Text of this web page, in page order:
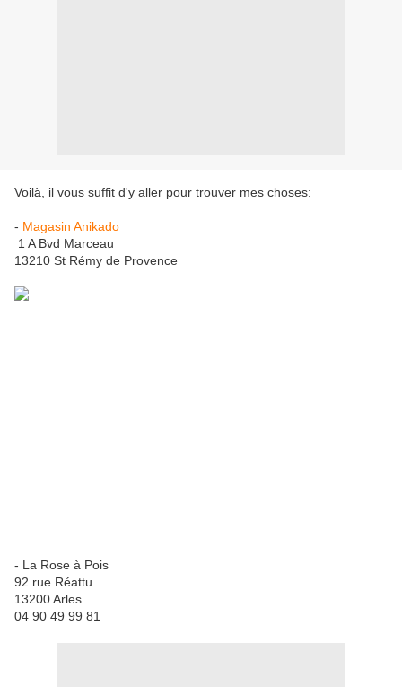
Voilà, il vous suffit d'y aller pour trouver mes choses:
- Magasin Anikado
1 A Bvd Marceau
13210 St Rémy de Provence
- La Rose à Pois
92 rue Réattu
13200 Arles
04 90 49 99 81